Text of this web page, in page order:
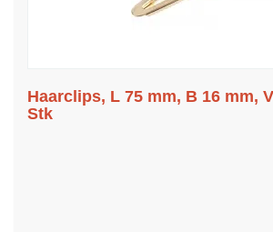
Haarclips, L 75 mm, B 16 mm,
Stk